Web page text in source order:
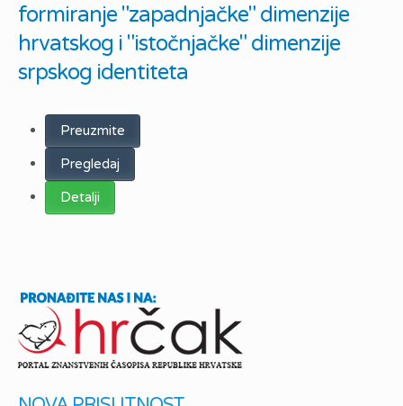
formiranje "zapadnjačke" dimenzije
hrvatskog i "istočnjačke" dimenzije
srpskog identiteta
Preuzmite
Pregledaj
Detalji